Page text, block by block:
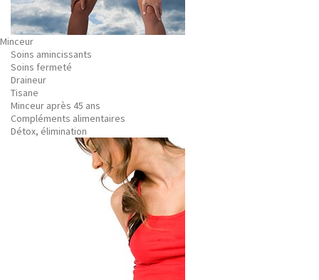
Minceur
Soins amincissants
Soins fermeté
Draineur
Tisane
Minceur après 45 ans
Compléments alimentaires
Détox, élimination